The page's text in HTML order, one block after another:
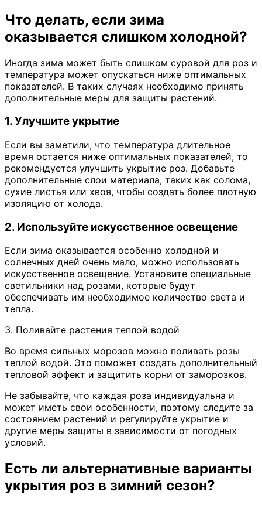
Что делать, если зима
оказывается слишком холодной?
Иногда зима может быть слишком суровой для роз и
температура может опускаться ниже оптимальных
показателей. В таких случаях необходимо принять
дополнительные меры для защиты растений.
1. Улучшите укрытие
Если вы заметили, что температура длительное
время остается ниже оптимальных показателей, то
рекомендуется улучшить укрытие роз. Добавьте
дополнительные слои материала, таких как солома,
сухие листья или хвоя, чтобы создать более плотную
изоляцию от холода.
2. Используйте искусственное освещение
Если зима оказывается особенно холодной и
солнечных дней очень мало, можно использовать
искусственное освещение. Установите специальные
светильники над розами, которые будут
обеспечивать им необходимое количество света и
тепла.
3. Поливайте растения теплой водой
Во время сильных морозов можно поливать розы
теплой водой. Это поможет создать дополнительный
тепловой эффект и защитить корни от заморозков.
Не забывайте, что каждая роза индивидуальна и
может иметь свои особенности, поэтому следите за
состоянием растений и регулируйте укрытие и
другие меры защиты в зависимости от погодных
условий.
Есть ли альтернативные варианты
укрытия роз в зимний сезон?